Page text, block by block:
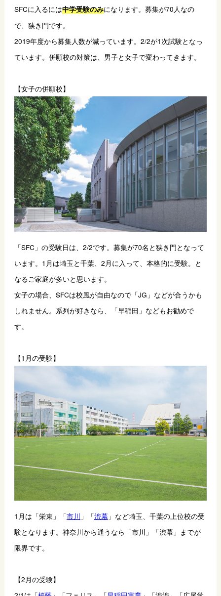
SFCに入るには中学受験のみになります。募集が70人なの
で、狭き門です。
2019年度から募集人数が減っています。2/2が1次試験となっ
ています。併願校の対策は、男子と女子で変わってきます。
【女子の併願校】
「SFC」の受験日は、2/2です。募集が70名と狭き門となって
います。1月は埼玉と千葉、2月に入って、本格的に受験。と
なるご家庭が多いと思います。
女子の場合、SFCは校風が自由なので「JG」などが合うかも
しれません。系列が好きなら、「早稲田」などもお勧めで
す。
【1月の受験】
1月は「栄東」「市川 」「渋幕 」など埼玉、千葉の上位校の受
験となります。神奈川から通うなら「市川」「渋幕」までが
限界です。
【2月の受験】